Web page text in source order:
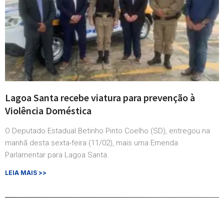
Lagoa Santa recebe viatura para prevenção à
Violência Doméstica
O Deputado Estadual Betinho Pinto Coelho (SD), entregou na
manhã desta sexta-feira (11/02), mais uma Emenda
Parlamentar para Lagoa Santa.
LEIA MAIS >>